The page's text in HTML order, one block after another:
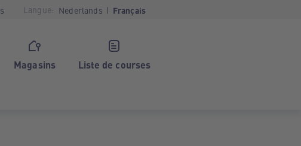
Langue: Nederlands Français
Magasins Liste de courses